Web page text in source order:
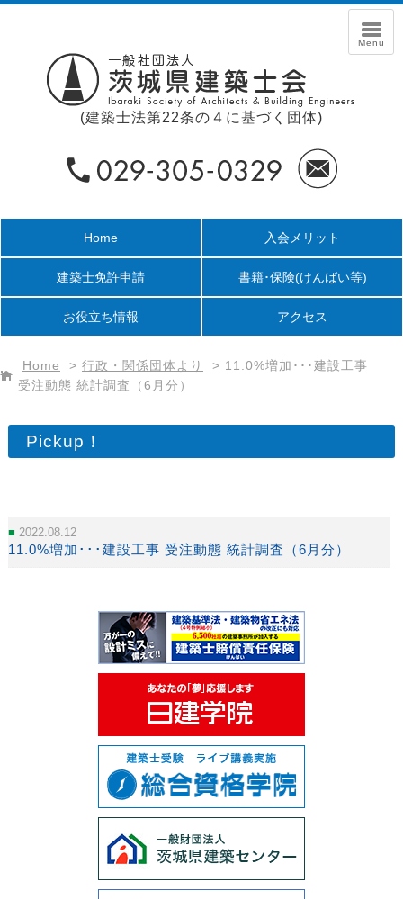
(建築士法第22条の４に基づく団体)
Home 入会メリット
建築士免許申請 書籍･保険(けんばい等)
お役立ち情報 アクセス
Home > 行政・関係団体より > 11.0%増加･･･建設工事
受注動態 統計調査（6月分）
Pickup！
2022.08.12
11.0%増加･･･建設工事 受注動態 統計調査（6月分）